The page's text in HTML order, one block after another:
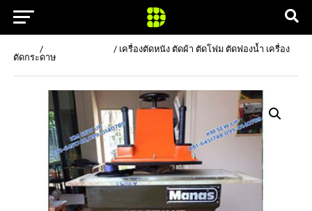
/
/ เครื่องตัดหนัง ตัดผ้า ตัดโฟม ตัดฟองน้ำ เครื่อง
ตัดกระดาษ